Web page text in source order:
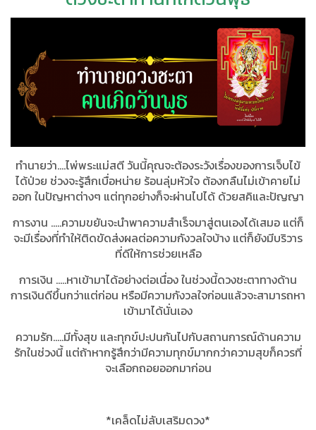
ทำนายว่า....ไพ่พระแม่สตี วันนี้คุณจะต้องระวังเรื่องของการเจ็บไข้
ได้ป่วย ช่วงจะรู้สึกเบื่อหน่าย ร้อนลุ่มหัวใจ ต้องกลืนไม่เข้าคายไม่
ออก ในปัญหาต่างๆ แต่ทุกอย่างก็จะผ่านไปได้ ด้วยสคิและปัญญา
การงาน …..ความขยันจะนำพาความสำเร็จมาสู่ตนเองได้เสมอ แต่ก็
จะมีเรื่องที่ทำให้ติดขัดส่งผลต่อความกังวลใจบ้าง แต่ก็ยังมีบริวาร
ที่ดีให้การช่วยเหลือ
การเงิน …..หาเข้ามาได้อย่างต่อเนื่อง ในช่วงนี้ดวงชะตาทางด้าน
การเงินดีขึ้นกว่าแต่ก่อน หรือมีความกังวลใจก่อนแล้วจะสามารถหา
เข้ามาได้นั่นเอง
ความรัก…..มีทั้งสุข และทุกข์ปะปนกันไปกับสถานการณ์ด้านความ
รักในช่วงนี้ แต่ถ้าหากรู้สึกว่ามีความทุกข์มากกว่าความสุขก็ควรที่
จะเลือกถอยออกมาก่อน
*เคล็ดไม่ลับเสริมดวง*